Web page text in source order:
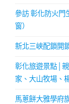
參訪 彰化防火門
窗）
新北三峽配鎖開
彰化旅遊景點│
家、大山牧場、
馬蔥餅大雅學府